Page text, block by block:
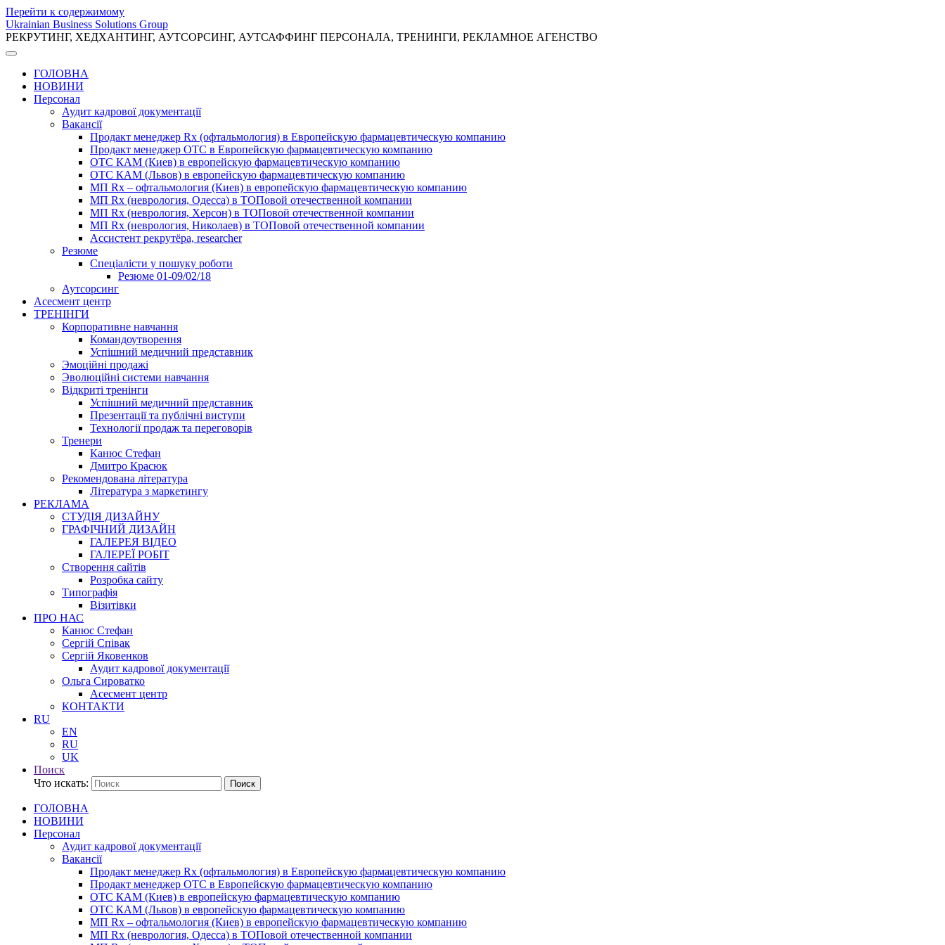
Перейти к содержимому
Ukrainian Business Solutions Group
РЕКРУТИНГ, ХЕДХАНТИНГ, АУТСОРСИНГ, АУТСАФФИНГ ПЕРСОНАЛА, ТРЕНИНГИ, РЕКЛАМНОЕ АГЕНСТВО
ГОЛОВНА
НОВИНИ
Персонал
Аудит кадрової документації
Вакансії
Продакт менеджер Rx (офтальмология) в Европейскую фармацевтическую компанию
Продакт менеджер ОТС в Европейскую фармацевтическую компанию
ОТС КАМ (Киев) в европейскую фармацевтическую компанию
ОТС КАМ (Львов) в европейскую фармацевтическую компанию
МП Rx – офтальмология (Киев) в европейскую фармацевтическую компанию
МП Rx (неврология, Одесса) в ТОПовой отечественной компании
МП Rx (неврология, Херсон) в ТОПовой отечественной компании
МП Rx (неврология, Николаев) в ТОПовой отечественной компании
Ассистент рекрутёра, researcher
Резюме
Cпеціалісти у пошуку роботи
Резюме 01-09/02/18
Аутсорсинг
Асесмент центр
ТРЕНІНГИ
Корпоративне навчання
Командоутворення
Успішний медичний представник
Эмоційні продажі
Эволюційні системи навчання
Відкриті тренінги
Успішний медичний представник
Презентації та публічні виступи
Технології продаж та переговорів
Тренери
Канюс Стефан
Дмитро Красюк
Рекомендована література
Література з маркетингу
РЕКЛАМА
СТУДІЯ ДИЗАЙНУ
ГРАФІЧНИЙ ДИЗАЙН
ГАЛЕРЕЯ ВІДЕО
ГАЛЕРЕЇ РОБІТ
Створення сайтів
Розробка сайту
Типографія
Візитівки
ПРО НАС
Канюс Стефан
Сергій Співак
Сергій Яковенков
Аудит кадрової документації
Ольга Сироватко
Асесмент центр
КОНТАКТИ
RU
EN
RU
UK
Поиск
Что искать:
Поиск
ГОЛОВНА
НОВИНИ
Персонал
Аудит кадрової документації
Вакансії
Продакт менеджер Rx (офтальмология) в Европейскую фармацевтическую компанию
Продакт менеджер ОТС в Европейскую фармацевтическую компанию
ОТС КАМ (Киев) в европейскую фармацевтическую компанию
ОТС КАМ (Львов) в европейскую фармацевтическую компанию
МП Rx – офтальмология (Киев) в европейскую фармацевтическую компанию
МП Rx (неврология, Одесса) в ТОПовой отечественной компании